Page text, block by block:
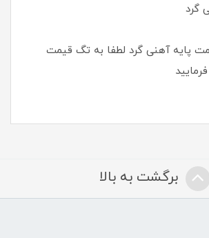
گرد
پایه آهنی گرد لطفا به تگ قیمت
برگشت به بالا